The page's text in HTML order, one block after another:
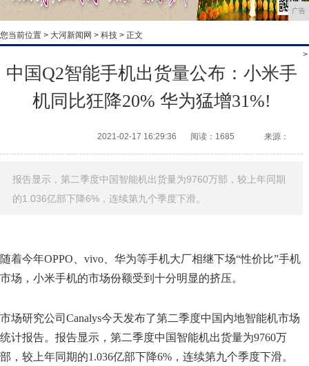
广告
您当前位置 > 大河新闻网 > 科技 > 正文
>
中国Q2智能手机出货量公布：小米手
机同比狂降20% 华为猛增31%!
2021-02-17 16:29:36 阅读：1685 来源：
报告显示，第二季度中国智能机出货量为9760万部，较上年同期
的1.036亿部下降6%，连续第九个季度下滑。
随着今年OPPO、vivo、华为等手机大厂相继下场“性价比”手机
市场，小米手机的市场份额受到十分明显的挤压。
市场研究公司Canalys今天发布了第二季度中国内地智能机市场
统计报告。报告显示，第二季度中国智能机出货量为9760万
部，较上年同期的1.036亿部下降6%，连续第九个季度下滑。